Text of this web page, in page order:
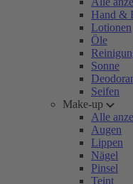
Hand &
Lotionen
Öle
Sonne
Seifen
Make-up
Alle
Augen
Lippen
Nägel
Pinsel
Teint